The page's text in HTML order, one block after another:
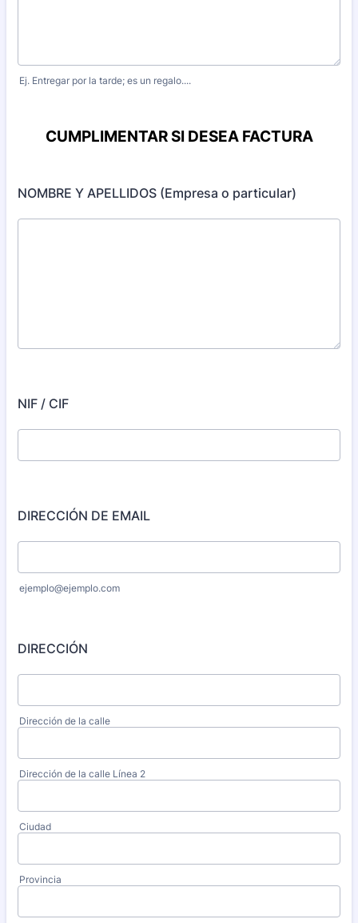
Ej. Entregar por la tarde; es un regalo....
CUMPLIMENTAR SI DESEA FACTURA
NOMBRE Y APELLIDOS (Empresa o particular)
NIF / CIF
DIRECCIÓN DE EMAIL
ejemplo@ejemplo.com
DIRECCIÓN
Dirección de la calle
Dirección de la calle Línea 2
Ciudad
Provincia